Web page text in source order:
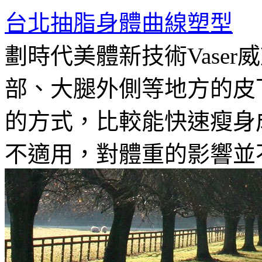
台北抽脂身體曲線塑型
劃時代美體新技術Vaser
部、大腿外側等地方的
的方式，比較能快速瘦
不適用，對體重的影響